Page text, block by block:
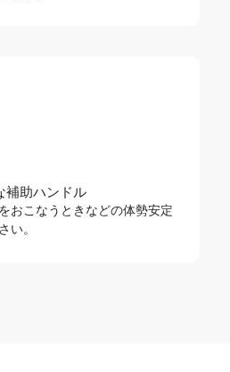
補助ハンドル
おこなうときなどの体勢安定
い。